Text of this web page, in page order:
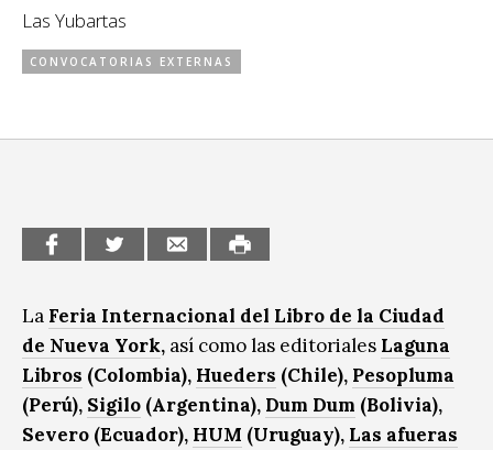
CCE en el interior/libros
Espacio itinerante de lectura infantil
Letras
Medio Ambiente
Música
Sin categoría
Las Yubartas
CONVOCATORIAS EXTERNAS
La Feria Internacional del Libro de la Ciudad
de Nueva York, así como las editoriales Laguna
Libros (Colombia), Hueders (Chile), Pesopluma
(Perú), Sigilo (Argentina), Dum Dum (Bolivia),
Severo (Ecuador), HUM (Uruguay), Las afueras